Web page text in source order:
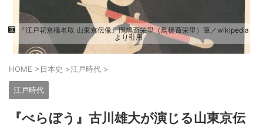
『江戸花京橋名取 山東京伝像』鳲鳩斎栄里（鳥橋斎栄里）筆／wikipedia
より引用
HOME >日本史 >江戸時代 >
江戸時代
『べらぼう』古川雄大が演じる山東京伝